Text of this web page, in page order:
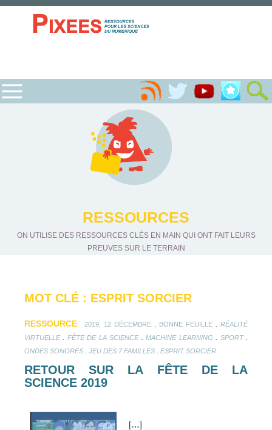
RESSOURCES
ON UTILISE DES RESSOURCES CLÉS EN MAIN QUI ONT FAIT LEURS
PREUVES SUR LE TERRAIN
MOT CLÉ : ESPRIT SORCIER
RESSOURCE 2019, 12 DÉCEMBRE BONNE FEUILLE
RÉALITÉ
VIRTUELLE. FÊTE DE LA SCIENCE.MACHINE LEARNING SPORT.
ONDES SONORES JEU DES 7 FAMILLES ESPRIT SORCIER
RETOUR SUR LA FÊTE DE LA
SCIENCE 2019
[…]